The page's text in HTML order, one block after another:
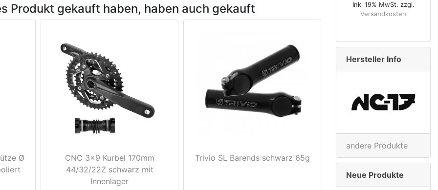
Produkt gekauft haben, haben auch gekauft
Ø
CNC 3x9 Kurbel 170mm
44/32/22Z schwarz mit
Innenlager
Trivio SL Barends schwarz 65g
Inkl 19% MwSt. zzgl.
Versandkosten
Hersteller Info
andere Produkte
Neue Produkte